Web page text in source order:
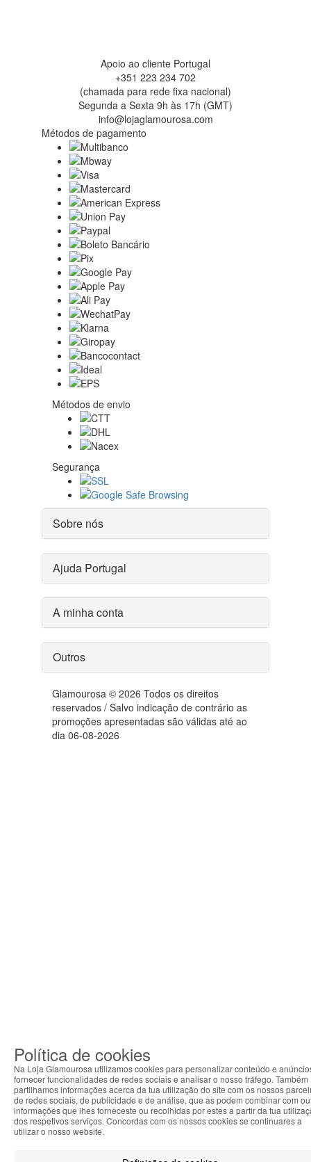
Apoio ao cliente Portugal
+351 223 234 702
(chamada para rede fixa nacional)
Segunda a Sexta 9h às 17h (GMT)
info@lojaglamourosa.com
Métodos de pagamento
Métodos de envio
Segurança
Sobre nós
Ajuda Portugal
A minha conta
Outros
Glamourosa © 2026 Todos os direitos
reservados / Salvo indicação de contrário as
promoções apresentadas são válidas até ao
dia 06-08-2026
Política de cookies
Na Loja Glamourosa utilizamos cookies para personalizar conteúdo e
fornecer funcionalidades de redes sociais e analisar o nosso tráfego. Também
partilhamos informações acerca da tua utilização do site com os nossos
de redes sociais, de publicidade e de análise, que as podem combinar com
informações que lhes forneceste ou recolhidas por estes a partir da tua
dos respetivos serviços. Concordas com os nossos cookies se continuares a
utilizar o nosso website.